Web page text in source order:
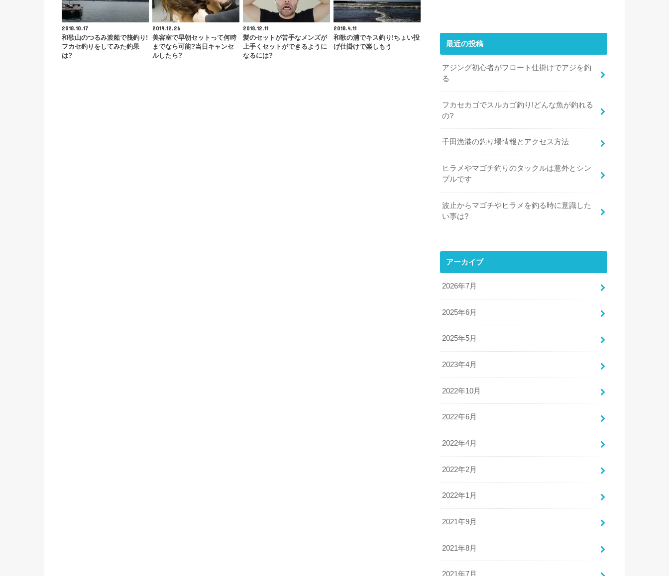
2018.10.17
和歌山のつるみ渡船で筏釣り!
フカセ釣りをしてみた釣果
は?
2019.12.26
美容室で早朝セットって何時
までなら可能?当日キャンセ
ルしたら?
2018.12.11
髪のセットが苦手なメンズが
上手くセットができるように
なるには?
2018.4.11
和歌の浦でキス釣り!ちょい投
げ仕掛けで楽しもう
最近の投稿
アジング初心者がフロート仕掛けでアジを釣
る
フカセカゴでスルカゴ釣り!どんな魚が釣れる
の?
千田漁港の釣り場情報とアクセス方法
ヒラメやマゴチ釣りのタックルは意外とシン
プルです
波止からマゴチやヒラメを釣る時に意識した
い事は?
アーカイブ
2026年7月
2025年6月
2025年5月
2023年4月
2022年10月
2022年6月
2022年4月
2022年2月
2022年1月
2021年9月
2021年8月
2021年7月